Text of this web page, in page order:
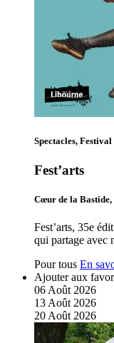
Spectacles, Festival
Fest’arts
Cœur de la
Fest’arts, 35e
qui partage avec
Pour tous En
Ajouter aux
06 Août 2026
13 Août 2026
20 Août 2026